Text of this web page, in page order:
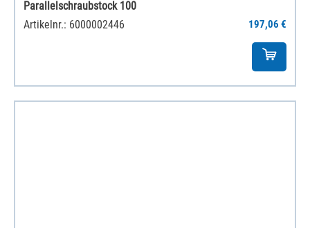
Parallelschraubstock 100
Artikelnr.: 6000002446
197,06 €